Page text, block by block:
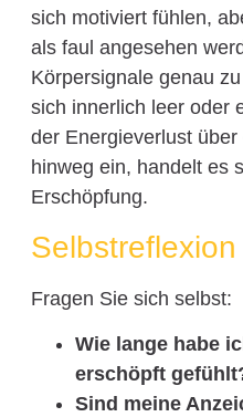
sich motiviert fühlen,
als faul angesehen
Körpersignale genau
sich innerlich leer oder
der Energieverlust
hinweg ein, handelt es
Erschöpfung.
Selbstreflexion
Fragen Sie sich selbst:
Wie lange habe
erschöpft
Sind meine